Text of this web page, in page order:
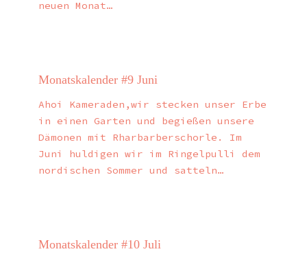
neuen Monat…
Monatskalender #9 Juni
Ahoi Kameraden,wir stecken unser Erbe
in einen Garten und begießen unsere
Dämonen mit Rharbarberschorle. Im
Juni huldigen wir im Ringelpulli dem
nordischen Sommer und satteln…
Monatskalender #10 Juli